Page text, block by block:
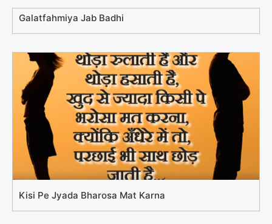
Galatfahmiya Jab Badhi
Kisi Pe Jyada Bharosa Mat Karna